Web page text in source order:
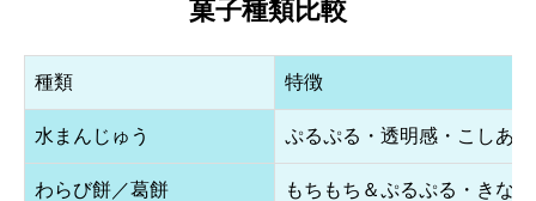
菓子種類比較
種類 特徴
水まんじゅう ぷるぷる・透明感・こしあ
わらび餅／葛餅 もちもち＆ぷるぷる・きな